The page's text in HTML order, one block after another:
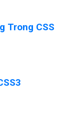
Trong CSS